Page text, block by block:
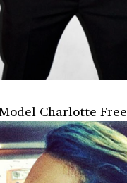
Charlotte Free